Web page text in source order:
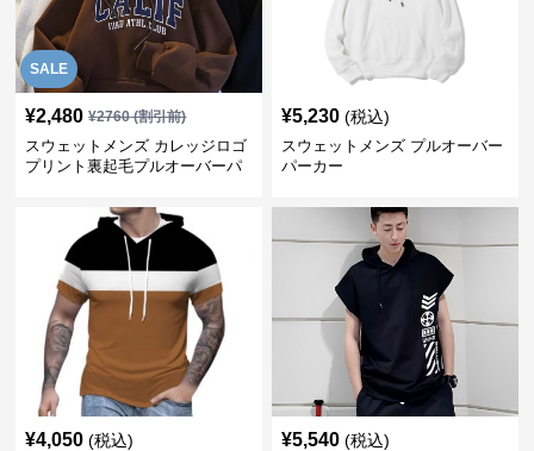
SALE
¥2,480 ¥2760(割引前)
スウェットメンズ カレッジロゴ
プリント裏起毛プルオーバーパ
¥5,230 (税込)
スウェットメンズ プルオーバー
パーカー
¥4,050 (税込) ¥5,540 (税込)